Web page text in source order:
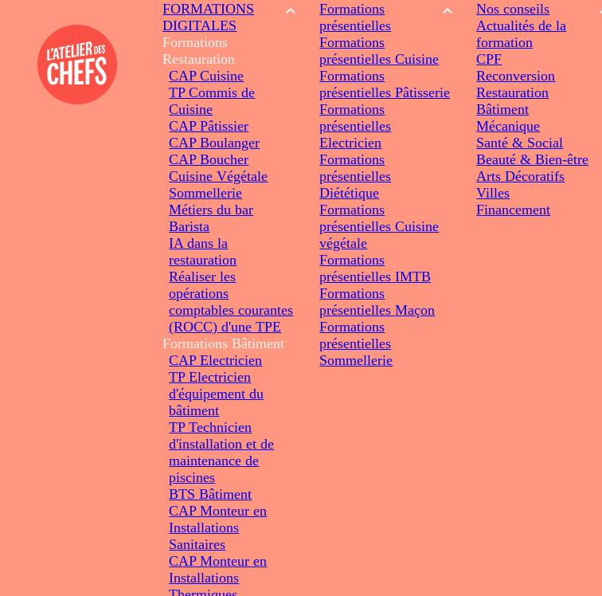
FORMATIONS
DIGITALES
Formations
Restauration
CAP Cuisine
TP Commis de
Cuisine
CAP Pâtissier
CAP Boulanger
CAP Boucher
Cuisine Végétale
Sommellerie
Métiers du bar
Barista
IA dans la
restauration
Réaliser les
opérations
comptables courantes
(ROCC) d'une TPE
Formations Bâtiment
CAP Electricien
TP Electricien
d'équipement du
bâtiment
TP Technicien
d'installation et de
maintenance de
piscines
BTS Bâtiment
CAP Monteur en
Installations
Sanitaires
CAP Monteur en
Installations
Formations
présentielles
Formations
présentielles Cuisine
Formations
présentielles Pâtisserie
Formations
présentielles
Electricien
Formations
présentielles
Diététique
Formations
présentielles Cuisine
végétale
Formations
présentielles IMTB
Formations
présentielles Maçon
Formations
présentielles
Sommellerie
Nos conseils
Actualités de la
formation
CPF
Reconversion
Restauration
Bâtiment
Mécanique
Santé & Social
Beauté & Bien-être
Arts Décoratifs
Villes
Financement